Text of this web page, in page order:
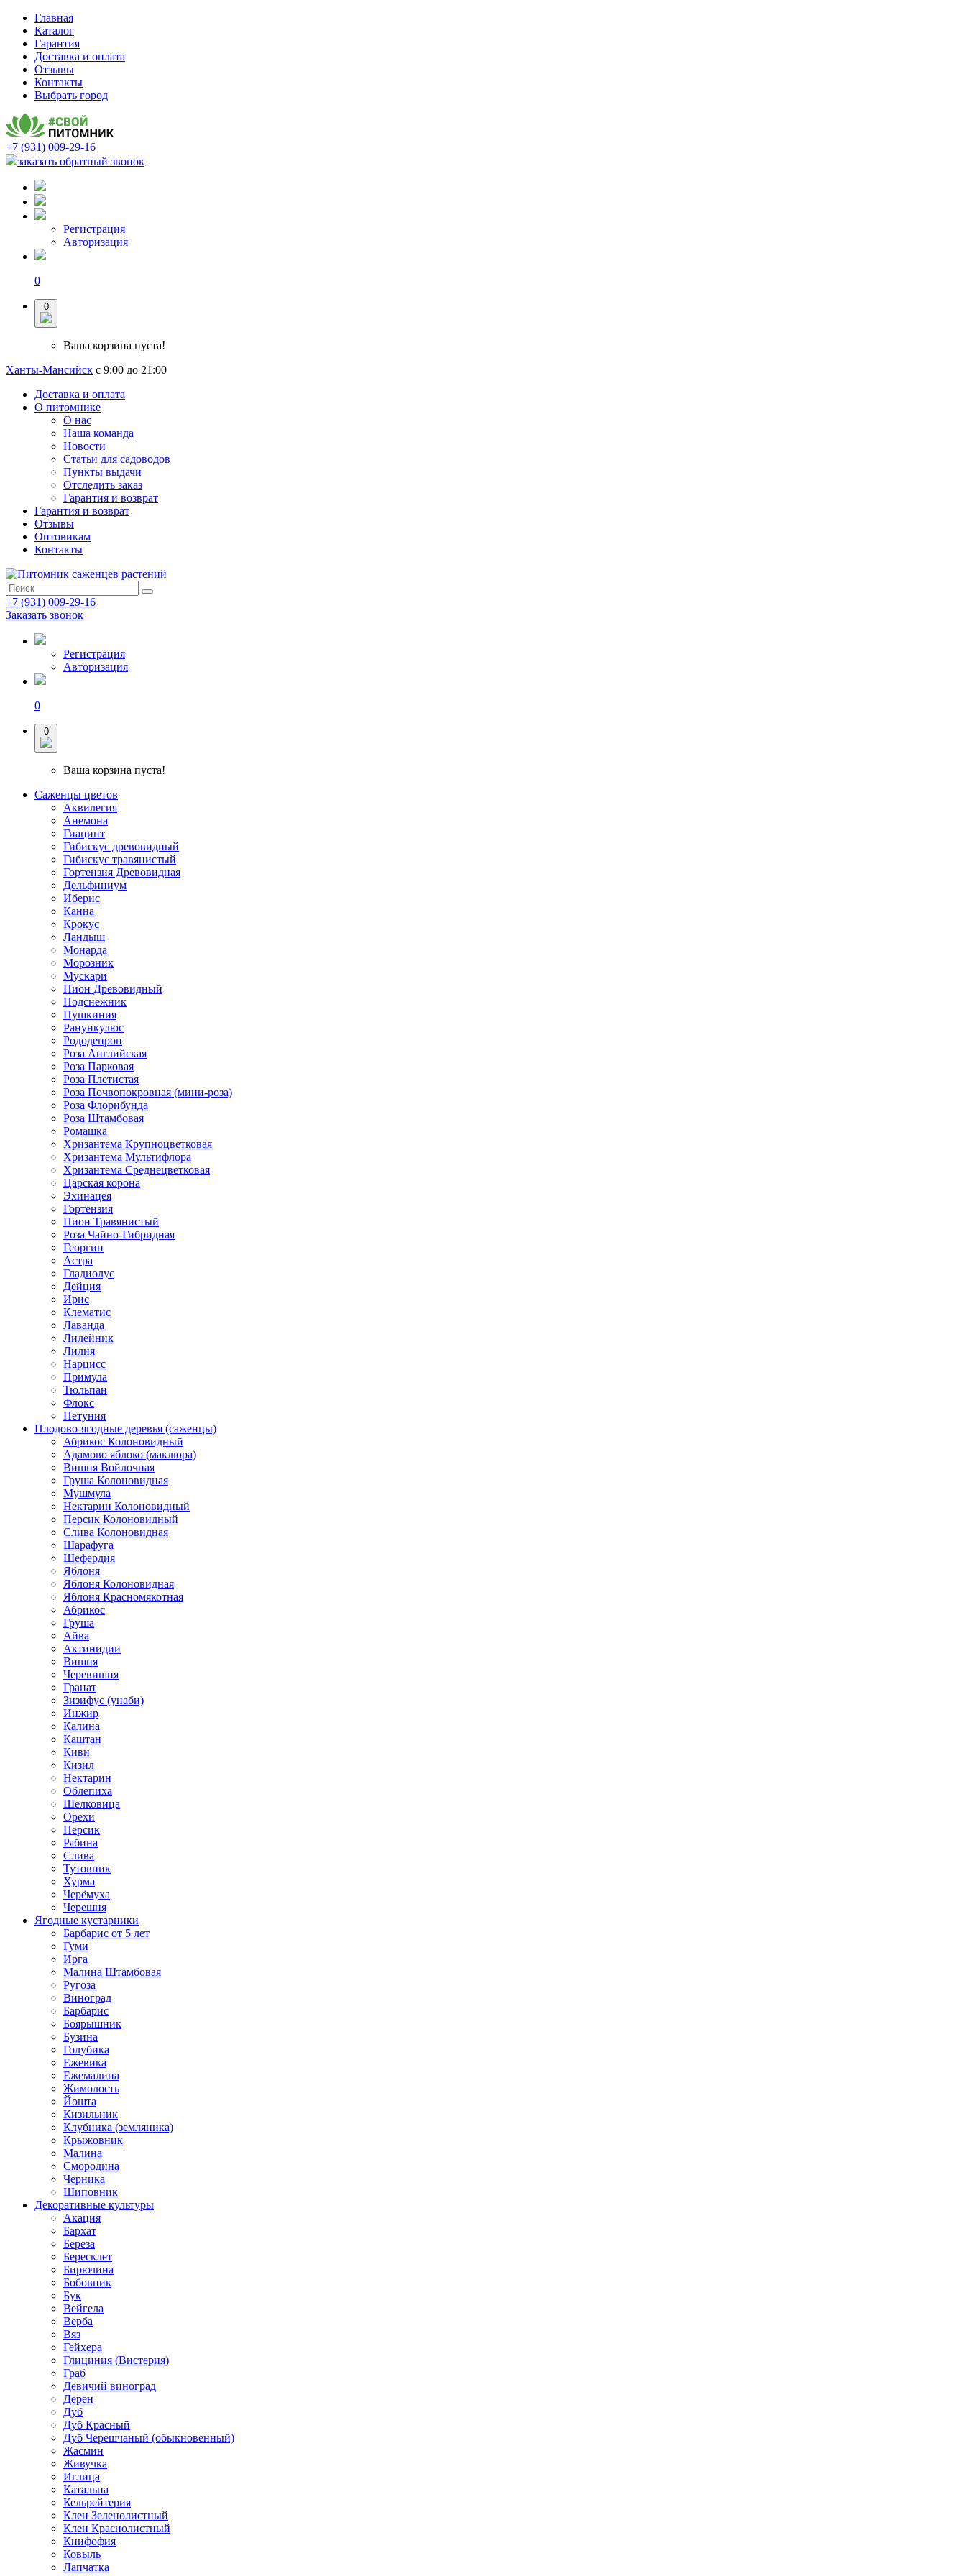
Главная
Каталог
Гарантия
Доставка и оплата
Отзывы
Контакты
Выбрать город
+7 (931) 009-29-16
заказать обратный звонок
Регистрация
Авторизация
0
0
Ваша корзина пуста!
Ханты-Мансийск с 9:00 до 21:00
Доставка и оплата
О питомнике
О нас
Наша команда
Новости
Статьи для садоводов
Пункты выдачи
Отследить заказ
Гарантия и возврат
Гарантия и возврат
Отзывы
Оптовикам
Контакты
+7 (931) 009-29-16
Заказать звонок
Регистрация
Авторизация
0
0
Ваша корзина пуста!
Саженцы цветов
Аквилегия
Анемона
Гиацинт
Гибискус древовидный
Гибискус травянистый
Гортензия Древовидная
Дельфиниум
Иберис
Канна
Крокус
Ландыш
Монарда
Морозник
Мускари
Пион Древовидный
Подснежник
Пушкиния
Ранункулюс
Рододенрон
Роза Английская
Роза Парковая
Роза Плетистая
Роза Почвопокровная (мини-роза)
Роза Флорибунда
Роза Штамбовая
Ромашка
Хризантема Крупноцветковая
Хризантема Мультифлора
Хризантема Среднецветковая
Царская корона
Эхинацея
Гортензия
Пион Травянистый
Роза Чайно-Гибридная
Георгин
Астра
Гладиолус
Дейция
Ирис
Клематис
Лаванда
Лилейник
Лилия
Нарцисс
Примула
Тюльпан
Флокс
Петуния
Плодово-ягодные деревья (саженцы)
Абрикос Колоновидный
Адамово яблоко (маклюра)
Вишня Войлочная
Груша Колоновидная
Мушмула
Нектарин Колоновидный
Персик Колоновидный
Слива Колоновидная
Шарафуга
Шефердия
Яблоня
Яблоня Колоновидная
Яблоня Красномякотная
Абрикос
Груша
Айва
Актинидии
Вишня
Черевишня
Гранат
Зизифус (унаби)
Инжир
Калина
Каштан
Киви
Кизил
Нектарин
Облепиха
Шелковица
Орехи
Персик
Рябина
Слива
Тутовник
Хурма
Черёмуха
Черешня
Ягодные кустарники
Барбарис от 5 лет
Гуми
Ирга
Малина Штамбовая
Ругоза
Виноград
Барбарис
Боярышник
Бузина
Голубика
Ежевика
Ежемалина
Жимолость
Йошта
Кизильник
Клубника (земляника)
Крыжовник
Малина
Смородина
Черника
Шиповник
Декоративные культуры
Акация
Бархат
Береза
Бересклет
Бирючина
Бобовник
Бук
Вейгела
Верба
Вяз
Гейхера
Глициния (Вистерия)
Граб
Девичий виноград
Дерен
Дуб
Дуб Красный
Дуб Черешчаный (обыкновенный)
Жасмин
Живучка
Иглица
Катальпа
Кельрейтерия
Клен Зеленолистный
Клен Краснолистный
Книфофия
Ковыль
Лапчатка